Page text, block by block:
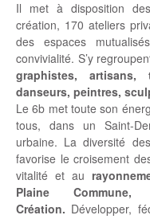
Il met à disposition
création, 170 ateliers
des espaces
convivialité. S’y
graphistes, artisans,
danseurs, peintres,
Le 6b met toute son
tous, dans un Saint-
urbaine. La diversité
favorise le croisement
vitalité et au
Plaine
Création. Développer,